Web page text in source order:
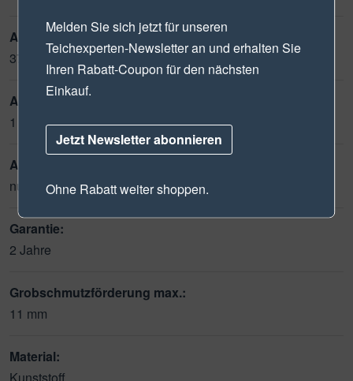
Abmessungen (L x B x H):
370 x 260 x 100 mm
Anschluss für Schläuche:
1 1/2"
1 1/4" 1" 25 mm 32 mm 38 mm
Aufstellungsart:
nur getaucht aufstellbar
Garantie:
2 Jahre
Grobschmutzförderung max.:
11 mm
Material:
Melden Sie sich jetzt für unseren
Teichexperten-Newsletteran und erhalten Sie
Ihren Rabatt-Coupon für den nächsten
Einkauf.
Jetzt Newsletter abonnieren
Ohne Rabatt weiter shoppen.